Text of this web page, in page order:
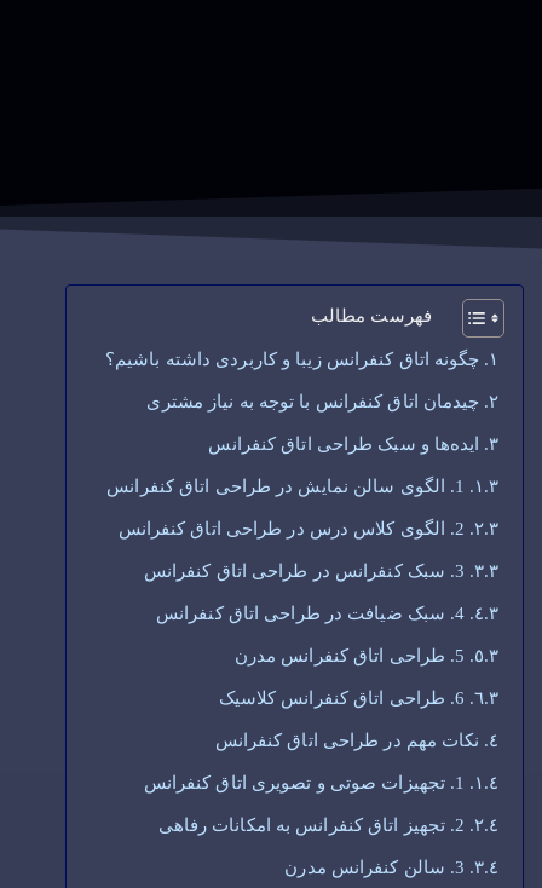
فهرست مطالب
چگونه اتاق کنفرانس زیبا و کاربردی داشته باشیم؟
چیدمان اتاق کنفرانس با توجه به نیاز مشتری
ایده‌ها و سبک طراحی اتاق کنفرانس
1. الگوی سالن نمایش در طراحی اتاق کنفرانس
2. الگوی کلاس درس در طراحی اتاق کنفرانس
3. سبک کنفرانس در طراحی اتاق کنفرانس
4. سبک ضیافت در طراحی اتاق کنفرانس
5. طراحی اتاق کنفرانس مدرن
6. طراحی اتاق کنفرانس کلاسیک
نکات مهم در طراحی اتاق کنفرانس
1. تجهیزات صوتی و تصویری اتاق کنفرانس
2. تجهیز اتاق کنفرانس به امکانات رفاهی
3. سالن کنفرانس مدرن